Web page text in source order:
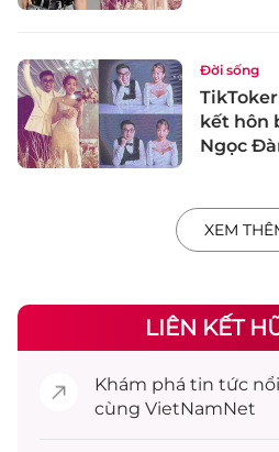
Đời sống
kết hôn
Ngọc
XEM
LIÊN KẾT
Khám phá tin tức
cùng VietNamNet